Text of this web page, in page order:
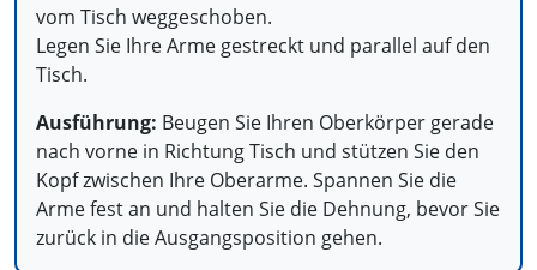
vom Tisch weggeschoben.
Legen Sie Ihre Arme gestreckt und parallel auf den
Tisch.
Ausführung: Beugen Sie Ihren Oberkörper gerade
nach vorne in Richtung Tisch und stützen Sie den
Kopf zwischen Ihre Oberarme. Spannen Sie die
Arme fest an und halten Sie die Dehnung, bevor Sie
zurück in die Ausgangsposition gehen.